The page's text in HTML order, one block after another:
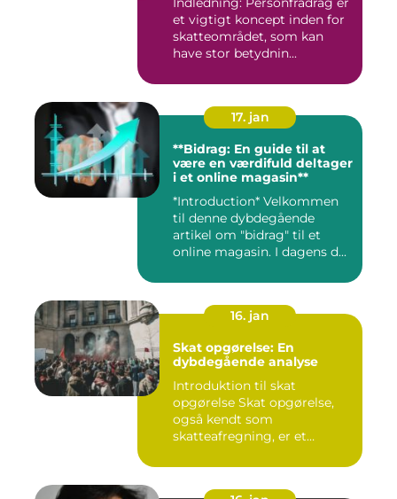
et vigtigt koncept inden for
skatteområdet, som kan
have stor betydnin...
17. jan
**Bidrag: En guide til at
være en værdifuld deltager
i et online magasin**
*Introduction* Velkommen
til denne dybdegående
artikel om "bidrag" til et
online magasin. I dagens d...
16. jan
Skat opgørelse: En
dybdegående analyse
Introduktion til skat
opgørelse Skat opgørelse,
også kendt som
skatteafregning, er et